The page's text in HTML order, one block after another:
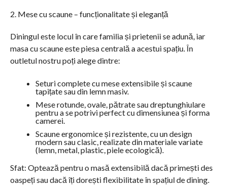
2. Mese cu scaune – funcționalitate și eleganță
Diningul este locul în care familia și prietenii se adună, iar
masa cu scaune este piesa centrală a acestui spațiu. În
outletul nostru poți alege dintre:
Seturi complete cu mese extensibile și scaune
tapițate sau din lemn masiv.
Mese rotunde, ovale, pătrate sau dreptunghiulare
pentru a se potrivi perfect cu dimensiunea și forma
camerei.
Scaune ergonomice și rezistente, cu un design
modern sau clasic, realizate din materiale variate
(lemn, metal, plastic, piele ecologică).
Sfat: Optează pentru o masă extensibilă dacă primești des
oaspeți sau dacă îți dorești flexibilitate în spațiul de dining.